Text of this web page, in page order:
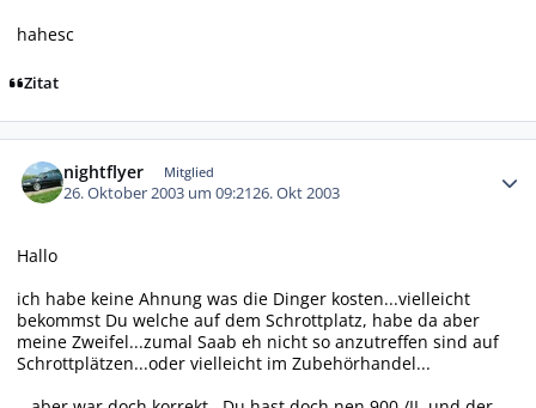
hahesc
Zitat
nightflyer Mitglied
26. Oktober 2003 um 09:2126. Okt 2003
Hallo
ich habe keine Ahnung was die Dinger kosten...vielleicht
bekommst Du welche auf dem Schrottplatz, habe da aber
meine Zweifel...zumal Saab eh nicht so anzutreffen sind auf
Schrottplätzen...oder vielleicht im Zubehörhandel...